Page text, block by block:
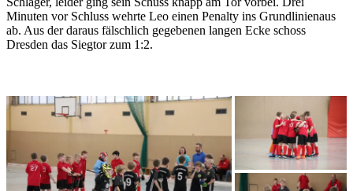
Minuten vor Schluss wehrte Leo einen Penalty ins Grundlinienaus
ab. Aus der daraus fälschlich gegebenen langen Ecke schoss
Dresden das Siegtor zum 1:2.